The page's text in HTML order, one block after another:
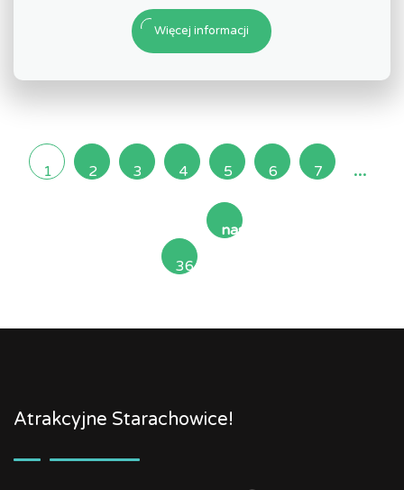
Więcej informacji
1 2 3 4 5 6 7 ...
36
następna
Atrakcyjne Starachowice!